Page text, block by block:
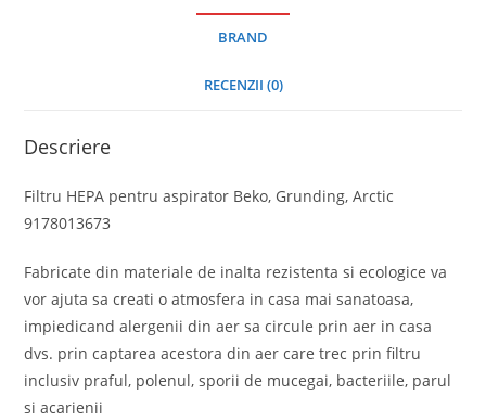
BRAND
RECENZII (0)
Descriere
Filtru HEPA pentru aspirator Beko, Grunding, Arctic
9178013673
Fabricate din materiale de inalta rezistenta si ecologice va
vor ajuta sa creati o atmosfera in casa mai sanatoasa,
impiedicand alergenii din aer sa circule prin aer in casa
dvs. prin captarea acestora din aer care trec prin filtru
inclusiv praful, polenul, sporii de mucegai, bacteriile, parul
si acarienii